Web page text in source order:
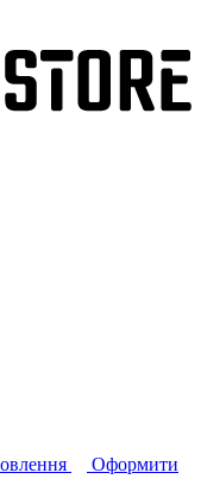
Оформити